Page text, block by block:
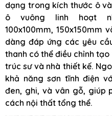
dạng trong kích thước ô
ô vuông linh hoạt
100x100mm, 150x150mm
dàng đáp ứng các yêu
thanh có thể điều chỉnh
trúc sư và nhà thiết kế.
khả năng sơn tĩnh điện
đen, ghi, và vân gỗ, giúp
cách nội thất tổng thể.